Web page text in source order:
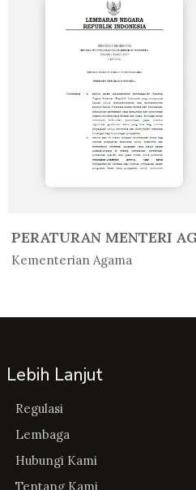
Kementerian Agama
In Peratur...
Lebih Lanjut
Regulasi
Lembaga
Hubungi Kami
Tentang Kami